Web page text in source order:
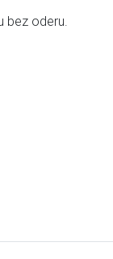
bez oderu.